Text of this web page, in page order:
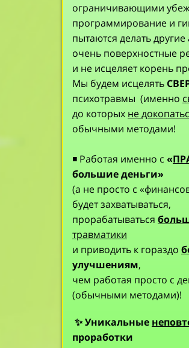
ограничивающими
программирование и
пытаются делать
очень поверхностные
и не исцеляет корень
Мы будем исцелять
психотравмы (именно
до которых не
обычными методами!
◾ Работая именно с «
большие деньги»
(а не просто с
будет захватываться,
прорабатываться
травматики
и приводить к гораздо
улучшениям,
чем работая просто с
(обычными методами)!
✨Уникальные
проработки